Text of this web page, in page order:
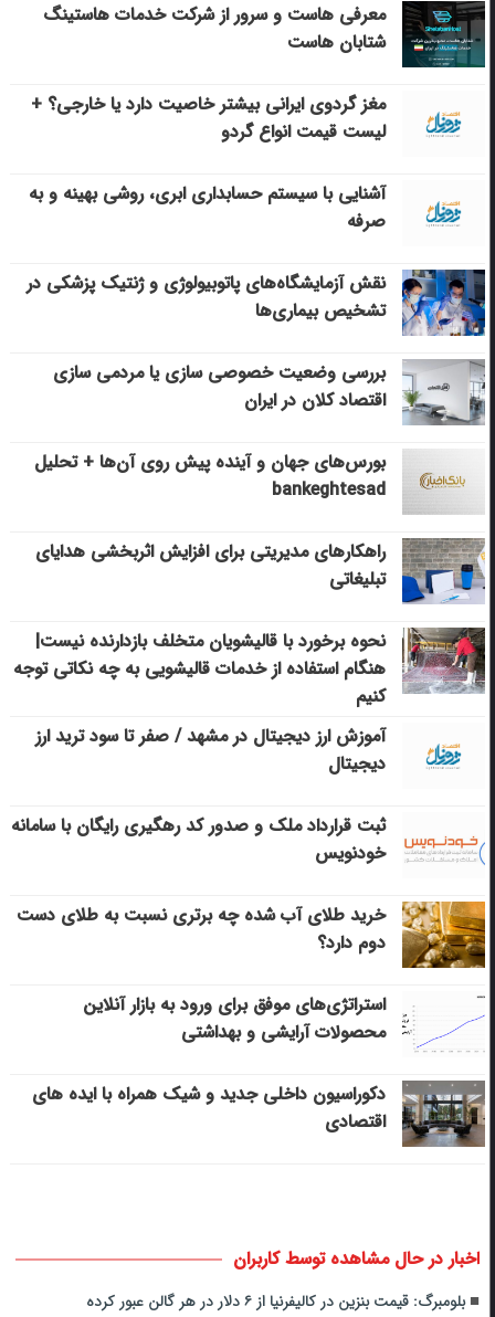
معرفی هاست و سرور از شرکت خدمات هاستینگ
شتابان هاست
مغز گردوی ایرانی بیشتر خاصیت دارد یا خارجی؟ +
لیست قیمت انواع گردو
آشنایی با سیستم حسابداری ابری، روشی بهینه و به
صرفه
نقش آزمایشگاه‌های پاتوبیولوژی و ژنتیک پزشکی در
تشخیص بیماری‌ها
بررسی وضعیت خصوصی سازی یا مردمی سازی
اقتصاد کلان در ایران
بورس‌های جهان و آینده پیش روی آن‌ها + تحلیل
bankeghtesad
راهکارهای مدیریتی برای افزایش اثربخشی هدایای
تبلیغاتی
نحوه برخورد با قالیشویان متخلف بازدارنده نیست|
هنگام استفاده از خدمات قالیشویی به چه نکاتی توجه
کنیم
آموزش ارز دیجیتال در مشهد / صفر تا سود ترید ارز
دیجیتال
ثبت قرارداد ملک و صدور کد رهگیری رایگان با سامانه
خودنویس
خرید طلای آب شده چه برتری نسبت به طلای دست
دوم دارد؟
استراتژی‌های موفق برای ورود به بازار آنلاین
محصولات آرایشی و بهداشتی
دکوراسیون داخلی جدید و شیک همراه با ایده های
اقتصادی
اخبار در حال مشاهده توسط کاربران
بلومبرگ: قیمت بنزین در کالیفرنیا از ۶ دلار در هر گالن عبور کرده